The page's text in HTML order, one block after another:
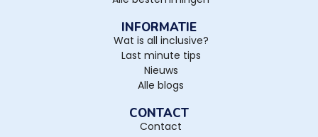
INFORMATIE
Wat is all inclusive?
Last minute tips
Nieuws
Alle blogs
CONTACT
Contact